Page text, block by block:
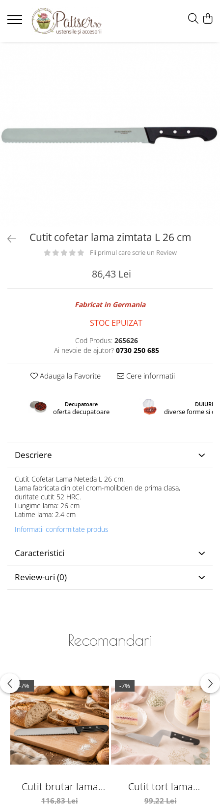
Cutit cofetar lama zimtata L 26 cm
Fii primul care scrie un Review
86,43 Lei
Fabricat in Germania
STOC EPUIZAT
Cod Produs: 265626
Ai nevoie de ajutor? 0730 250 685
Adauga la Favorite Cere informatii
Decupatoare
oferta decupatoare
DUIURI
diverse forme si
Descriere
Cutit Cofetar Lama Neteda L 26 cm.
Lama fabricata din otel crom-molibden de prima clasa,
duritate cutit 52 HRC.
Lungime lama: 26 cm
Latime lama: 2.4 cm
Informatii conformitate produs
Caracteristici
Review-uri (0)
Recomandari
-7%
Cutit brutar lama
zimtata L 31 cm
116,83 Lei
-7%
Cutit tort lama
zimtata L 22 cm
99,22 Lei